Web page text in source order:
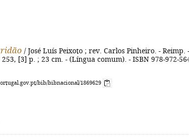
/ José Luís Peixoto ; rev. Carlos Pinheiro. - Reimp. -
[3] p. ; 23 cm. - (Língua comum). - ISBN 978-972-
bib/bibnacional/1869629